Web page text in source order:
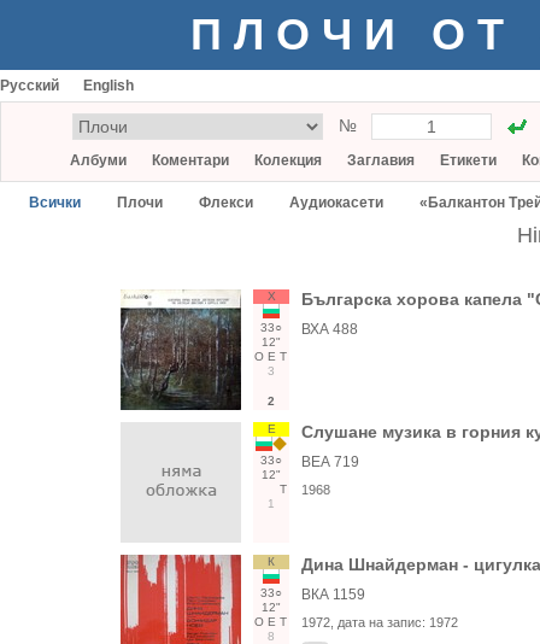
ПЛОЧИ ОТ
Русский English
№
Албуми Коментари Колекция Заглавия Етикети
Всички Плочи Флекси Аудиокасети «Балкантон
Х
33○
12"
О Е Т
3
2
Българска хорова капела
ВХА 488
Е
33○
12"
Т
1
Слушане музика в горния
ВЕА 719
1968
К
33○
12"
О Е Т
8
Дина Шнайдерман -
ВКА 1159
1972 , дата на запис: 1972